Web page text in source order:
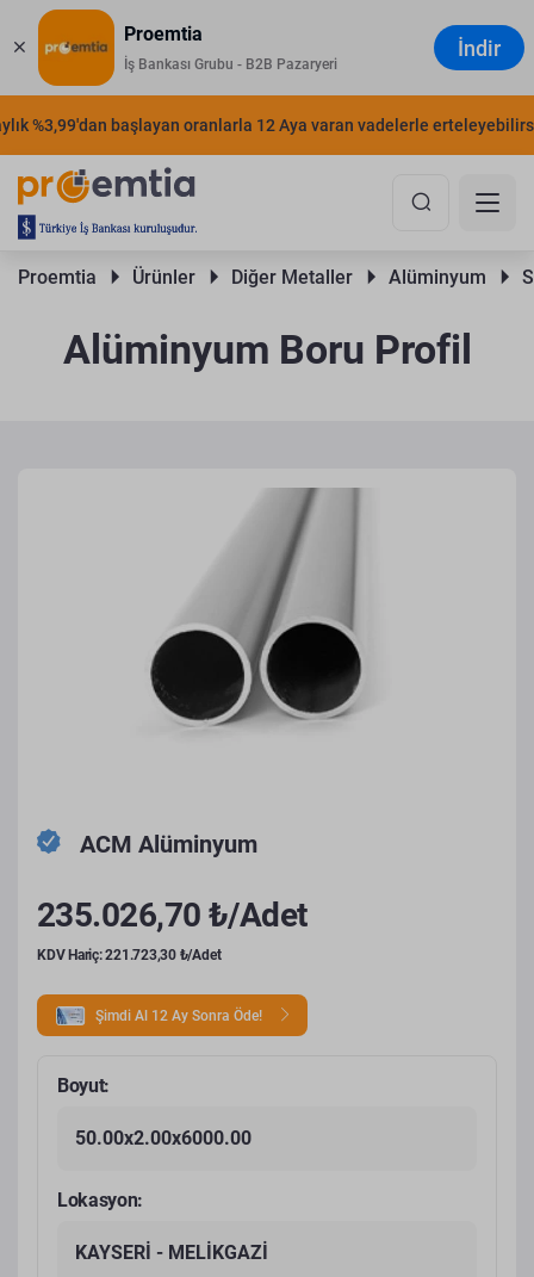
Proemtia
İş Bankası Grubu - B2B Pazaryeri
İndir
%3,99'dan başlayan oranlarla 12 Aya varan vadelerle
Proemtia Ürünler Diğer Metaller Alüminyum
Alüminyum Boru Profil
ACM Alüminyum
235.026,70 ₺/Adet
KDV Hariç: 221.723,30 ₺/Adet
Şimdi Al 12 Ay Sonra Öde!
Boyut:
50.00x2.00x6000.00
Lokasyon:
KAYSERİ - MELİKGAZİ